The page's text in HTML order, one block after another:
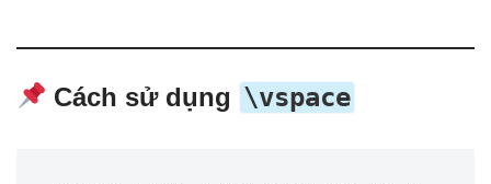
Cách sử dụng \vspace